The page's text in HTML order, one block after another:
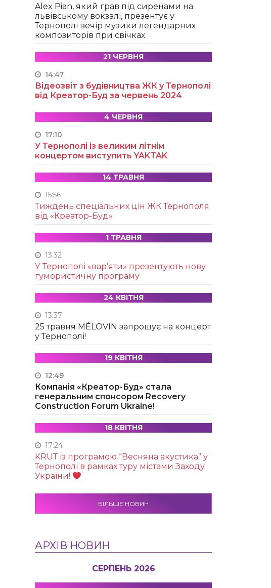
Alex Pian, який грав під сиренами на
львівському вокзалі, презентує у
Тернополі вечір музики легендарних
композиторів при свічках
21 ЧЕРВНЯ
14:47
Відеозвіт з будівництва ЖК у Тернополі
від Креатор-Буд за червень 2024
4 ЧЕРВНЯ
17:10
У Тернополі із великим літнім
концертом виступить YAKTAK
14 ТРАВНЯ
15:56
Тиждень спеціальних цін ЖК Тернополя
від «Креатор-Буд»
1 ТРАВНЯ
13:32
У Тернополі «вар’яти» презентують нову
гумористичну програму
24 КВІТНЯ
13:37
25 травня MÉLOVIN запрошує на концерт
у Тернополі!
19 КВІТНЯ
12:49
Компанія «Креатор-Буд» стала
генеральним спонсором Recovery
Construction Forum Ukraine!
18 КВІТНЯ
17:24
KRUТ із програмою “Весняна акустика” у
Тернополі в рамках туру містами Заходу
України!
БІЛЬШЕ НОВИН
АРХІВ НОВИН
СЕРПЕНЬ 2026